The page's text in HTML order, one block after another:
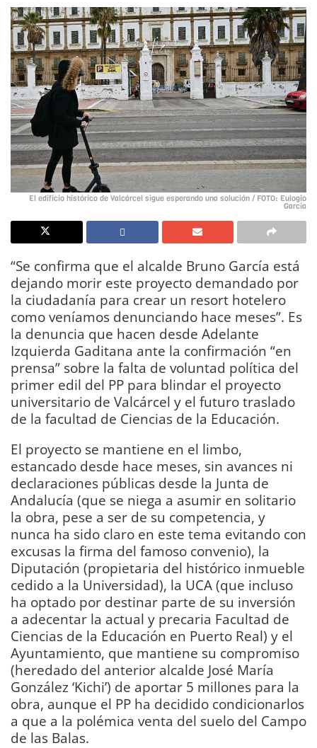
El edificio histórico de Valcárcel sigue esperando una solución / FOTO: Eulogio
García
“Se confirma que el alcalde Bruno García está
dejando morir este proyecto demandado por
la ciudadanía para crear un resort hotelero
como veníamos denunciando hace meses”. Es
la denuncia que hacen desde Adelante
Izquierda Gaditana ante la confirmación “en
prensa” sobre la falta de voluntad política del
primer edil del PP para blindar el proyecto
universitario de Valcárcel y el futuro traslado
de la facultad de Ciencias de la Educación.
El proyecto se mantiene en el limbo,
estancado desde hace meses, sin avances ni
declaraciones públicas desde la Junta de
Andalucía (que se niega a asumir en solitario
la obra, pese a ser de su competencia, y
nunca ha sido claro en este tema evitando con
excusas la firma del famoso convenio), la
Diputación (propietaria del histórico inmueble
cedido a la Universidad), la UCA (que incluso
ha optado por destinar parte de su inversión
a adecentar la actual y precaria Facultad de
Ciencias de la Educación en Puerto Real) y el
Ayuntamiento, que mantiene su compromiso
(heredado del anterior alcalde José María
González ‘Kichi’) de aportar 5 millones para la
obra, aunque el PP ha decidido condicionarlos
a que a la polémica venta del suelo del Campo
de las Balas.